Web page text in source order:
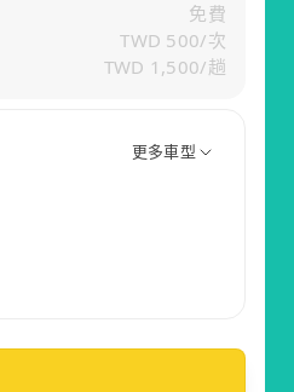
免費
TWD 500/次
TWD 1,500/趟
款
更多車型